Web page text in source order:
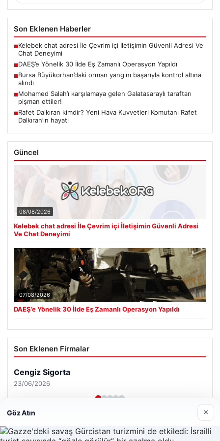
Son Eklenen Haberler
■Kelebek chat adresi İle Çevrim içi İletişimin Güvenli Adresi Ve
Chat Deneyimi
■DAEŞ’e Yönelik 30 İlde Eş Zamanlı Operasyon Yapıldı
■Bursa Büyükorhan’daki orman yangını başarıyla kontrol altına
alındı
■Mohamed Salah’ı karşılamaya gelen Galatasaraylı taraftarı
pişman ettiler!
■Rafet Dalkıran kimdir? Yeni Hava Kuvvetleri Komutanı Rafet
Dalkıran’ın hayatı
Güncel
08/08/2026
Kelebek chat adresi İle Çevrim içi İletişimin Güvenli Adresi
Ve Chat Deneyimi
07/08/2026
DAEŞ’e Yönelik 30 İlde Eş Zamanlı Operasyon Yapıldı
Son Eklenen Firmalar
Göz Atın ×